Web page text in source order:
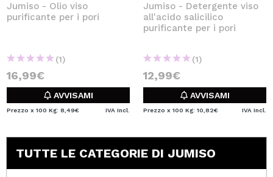
Jumiso - Olio viso
purificante per i pori
(1)
16,99€
AVVISAMI
Prezzo x 100 Kg: 8,49€ IVA Incl.
Jumiso - Detergente viso
all'acido salicilico
purificante per i pori
(1)
12,99€
AVVISAMI
Prezzo x 100 Kg: 10,82€ IVA Incl.
TUTTE LE CATEGORIE DI JUMISO